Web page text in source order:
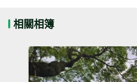
相關相簿